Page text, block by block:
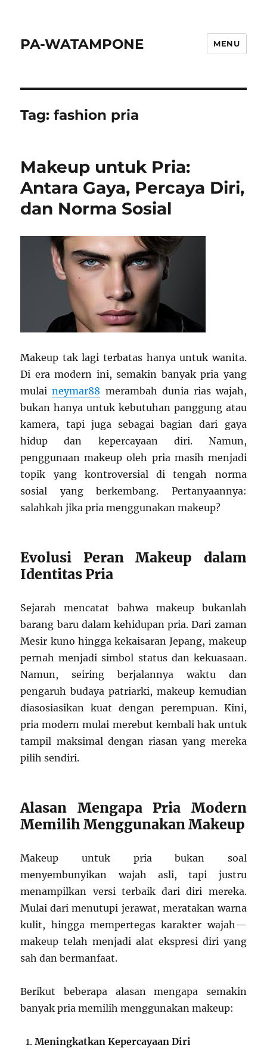
PA-WATAMPONE MENU
Tag:fashion pria
Makeup untuk Pria:
Antara Gaya, Percaya Diri,
dan Norma Sosial
Makeup tak lagi terbatas hanya untuk wanita.
Di era modern ini, semakin banyak pria yang
mulaineymar88 merambah dunia rias wajah,
bukan hanya untuk kebutuhan panggung atau
kamera, tapi juga sebagai bagian dari gaya
hidup dan kepercayaan diri. Namun,
penggunaan makeup oleh pria masih menjadi
topik yang kontroversial di tengah norma
sosial yang berkembang. Pertanyaannya:
salahkah jika pria menggunakan makeup?
Evolusi Peran Makeup dalam
Identitas Pria
Sejarah mencatat bahwa makeup bukanlah
barang baru dalam kehidupan pria. Dari zaman
Mesir kuno hingga kekaisaran Jepang, makeup
pernah menjadi simbol status dan kekuasaan.
Namun, seiring berjalannya waktu dan
pengaruh budaya patriarki, makeup kemudian
diasosiasikan kuat dengan perempuan. Kini,
pria modern mulai merebut kembali hak untuk
tampil maksimal dengan riasan yang mereka
pilih sendiri.
Alasan Mengapa Pria Modern
Memilih Menggunakan Makeup
Makeup untuk pria bukan soal
menyembunyikan wajah asli, tapi justru
menampilkan versi terbaik dari diri mereka.
Mulai dari menutupi jerawat, meratakan warna
kulit, hingga mempertegas karakter wajah—
makeup telah menjadi alat ekspresi diri yang
sah dan bermanfaat.
Berikut beberapa alasan mengapa semakin
banyak pria memilih menggunakan makeup:
Meningkatkan Kepercayaan Diri